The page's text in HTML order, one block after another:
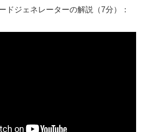
ドジェネレーターの解説（7分）：